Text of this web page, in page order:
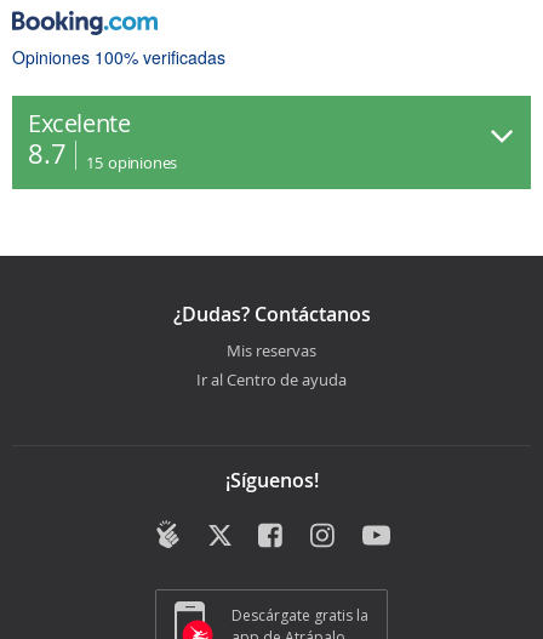
Opiniones 100% verificadas
Excelente
8.7 15 opiniones
¿Dudas? Contáctanos
Mis reservas
Ir al Centro de ayuda
¡Síguenos!
Descárgate gratis la